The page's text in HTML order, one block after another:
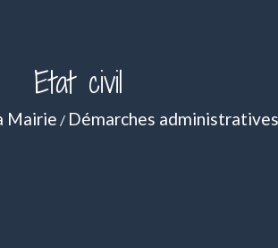
Etat civil
Mairie / Démarches administratives